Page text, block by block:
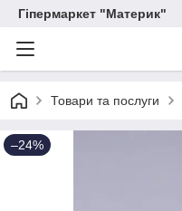
Гіпермаркет "Материк"
Товари та послуги
–24%